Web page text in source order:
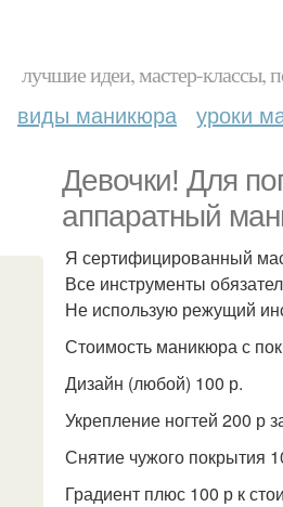
лучшие идеи, мастер-классы,
виды маникюра уроки
Девочки! Для
аппаратный
Я сертифицированный
Все инструменты
Не использую режущий
Стоимость маникюра с
Дизайн (любой) 100 р.
Укрепление ногтей 200 р
Снятие чужого покрытия
Градиент плюс 100 р к